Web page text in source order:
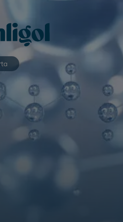
Stitichezza nei